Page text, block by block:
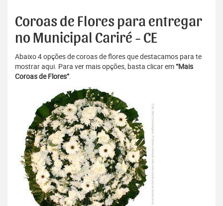
Coroas de Flores para entregar
no Municipal Cariré - CE
Abaixo 4 opções de coroas de flores que destacamos para te
mostrar aqui. Para ver mais opções, basta clicar em“Mais
Coroas de Flores”.